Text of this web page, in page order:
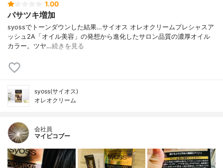
1.00
パサツキ増加
syossでトーンダウンした結果…⁡⁡⁡サイオス オレオクリーム⁡プレシャスア
ッシュ2A⁡⁡「オイル美容」の発想から進化したサロン品質の濃厚オイル
カラー。⁡ツヤ…続きを見る
syoss(サイオス)
オレオクリーム
会社員
マイピコブー